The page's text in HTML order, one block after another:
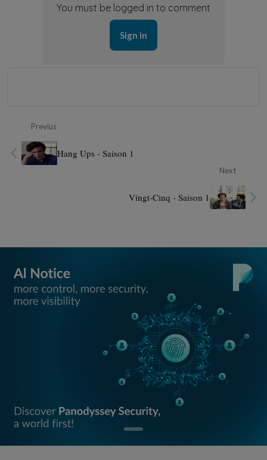
You must be logged in to comment
Sign in
Previus
Hang Ups - Saison 1
Next
Vingt-Cinq - Saison 1